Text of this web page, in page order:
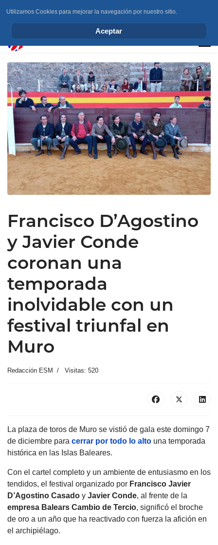
Francisco D’Agostino
y Javier Conde
coronan una
temporada
inolvidable con un
festival triunfal en
Muro
Redacción ESM Visitas: 520
La plaza de toros de Muro se vistió de gala este domingo 7
de diciembre para cerrar por todo lo alto una temporada
histórica en las Islas Baleares.
Con el cartel completo y un ambiente de entusiasmo en los
tendidos, el festival organizado por Francisco Javier
D’Agostino Casado y Javier Conde, al frente de la
empresa Balears Cambio de Tercio, significó el broche
de oro a un año que ha reactivado con fuerza la afición en
el archipiélago.
Utilizamos Cookies para mejorar la navegación por nuestro sitio.
Aceptar